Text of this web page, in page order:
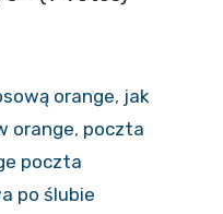
orange, jak
orange, poczta
poczta
po ślubie